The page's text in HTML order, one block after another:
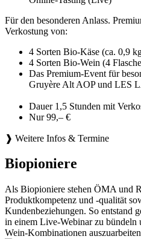
Für den besonderen Anlass.
Verkostung von:
4 Sorten Bio-Käse (ca. 0,9
4 Sorten Bio-Wein (4
Das Premium-Event für
Gruyère Alt AOP und LES
Dauer 1,5 Stunden mit
Nur 99,– €
❱ Weitere Infos & Termine
Biopioniere
Als Biopioniere stehen ÖMA und
Produktkompetenz und -qualität
Kundenbeziehungen. So entstand
in einem Live-Webinar zu bündeln
Wein-Kombinationen